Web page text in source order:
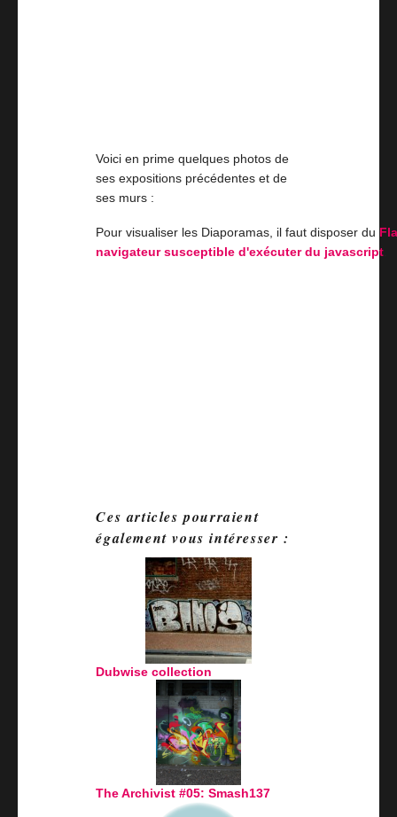
Voici en prime quelques photos de
ses expositions précédentes et de
ses murs :
Pour visualiser les Diaporamas, il faut disposer du
navigateur susceptible d'exécuter du javascript
Ces articles pourraient
également vous intéresser :
Dubwise collection
The Archivist #05: Smash137